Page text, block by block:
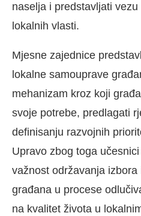
naselja i predstavljati
lokalnih vlasti.
Mjesne zajednice
lokalne samouprave
mehanizam kroz koji
svoje potrebe, predlagati
definisanju razvojnih
Upravo zbog toga
važnost održavanja
građana u procese
na kvalitet života u